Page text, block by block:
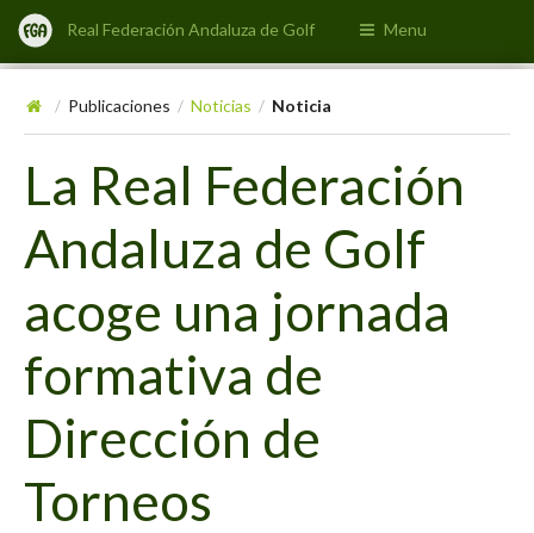
Real Federación Andaluza de Golf Menu
/ Publicaciones / Noticias / Noticia
La Real Federación
Andaluza de Golf
acoge una jornada
formativa de
Dirección de
Torneos